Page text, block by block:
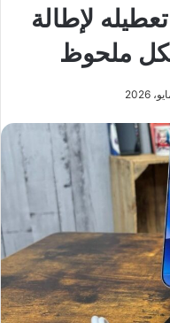
لإطالة
ملحوظ